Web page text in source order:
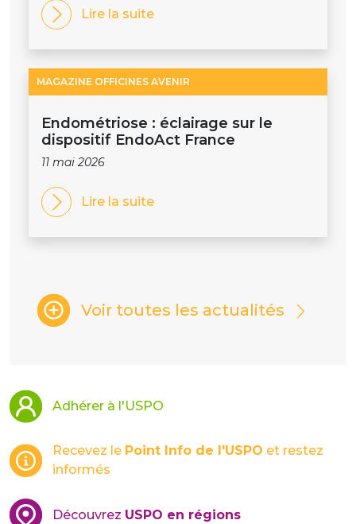
Lire la suite
MAGAZINE OFFICINES AVENIR
Endométriose : éclairage sur le
dispositif EndoAct France
11 mai 2026
Lire la suite
Voir toutes les actualités
Adhérer à l'USPO
Recevez le Point Info de l'USPO et restez
informés
Découvrez USPO en régions